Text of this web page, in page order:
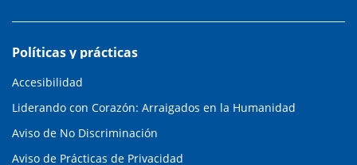
Políticas y prácticas
Accesibilidad
Liderando con Corazón: Arraigados en la Humanidad
Aviso de No Discriminación
Aviso de Prácticas de Privacidad